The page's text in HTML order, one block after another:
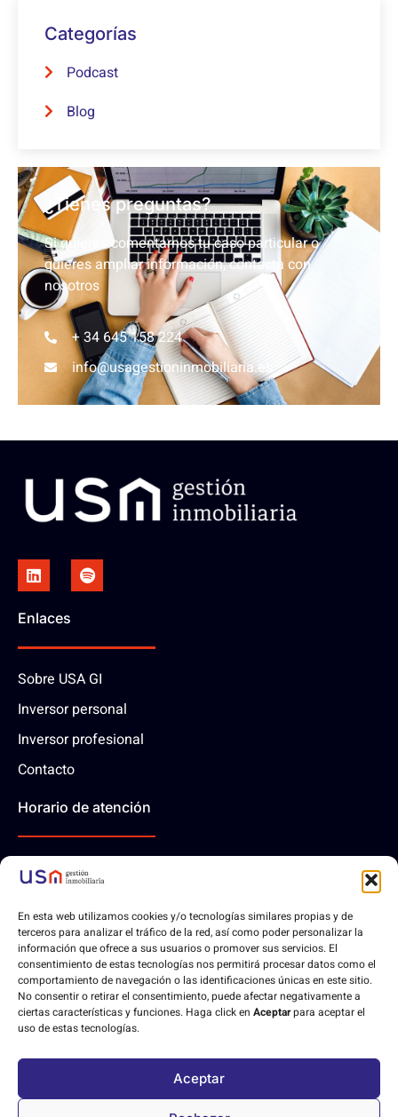
En esta web utilizamos cookies y/o tecnologías similares propias y de
terceros para analizar el tráfico de la red, así como poder personalizar la
información que ofrece a sus usuarios o promover sus servicios. El
consentimiento de estas tecnologías nos permitirá procesar datos como el
comportamiento de navegación o las identificaciones únicas en este sitio.
No consentir o retirar el consentimiento, puede afectar negativamente a
ciertas características y funciones. Haga click en Aceptarpara aceptar el
uso de estas tecnologías.
Aceptar
Categorías
Podcast
Blog
¿Tienes preguntas?
Si quieres comentarnos tu caso particular o
quieres ampliar información, contacta con
nosotros
+ 34 645 158 224
info@usagestioninmobiliaria.es
Enlaces
Sobre USA GI
Inversor personal
Inversor profesional
Contacto
Horario de atención
10:00 - 14:00 | Lunes-Viernes
Contáctanos
Aviso legalPolítica de privacidadPolítica de cookies
Declaración de accesibilidad
Desarrollo web hecho con❤porOrix diseño web.